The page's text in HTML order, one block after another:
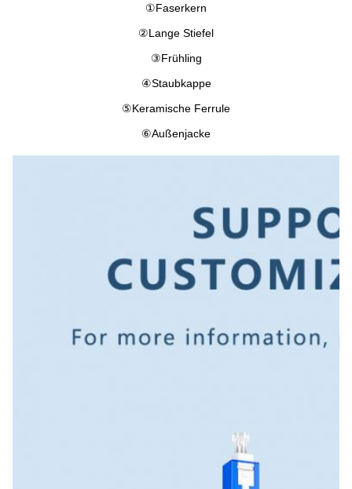
①Faserkern
②Lange Stiefel
③Frühling
④Staubkappe
⑤Keramische Ferrule
⑥Außenjacke